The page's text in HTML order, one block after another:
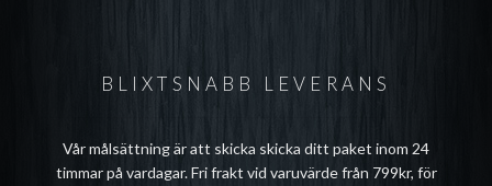
BLIXTSNABB LEVERANS
Vår målsättning är att skicka skicka ditt paket inom 24
timmar på vardagar. Fri frakt vid varuvärde från 799kr, för